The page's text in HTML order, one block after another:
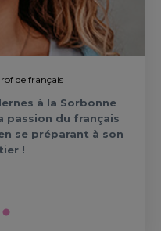
de français
à la Sorbonne
passion du français
se préparant à son
!